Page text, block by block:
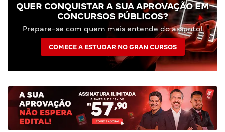
QUER CONQUISTAR A SUA APROVAÇÃO EM
CONCURSOS PÚBLICOS?
Prepare-se com quem mais entende do assunto!
COMECE A ESTUDAR NO GRAN CURSOS